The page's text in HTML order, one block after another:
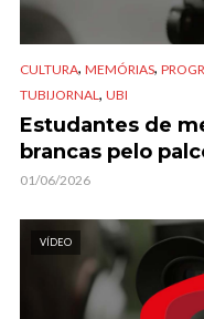
CULTURA, MEMÓRIAS,
TUBIJORNAL, UBI
Estudantes de
brancas pelo
01/06/2026
VÍDEO